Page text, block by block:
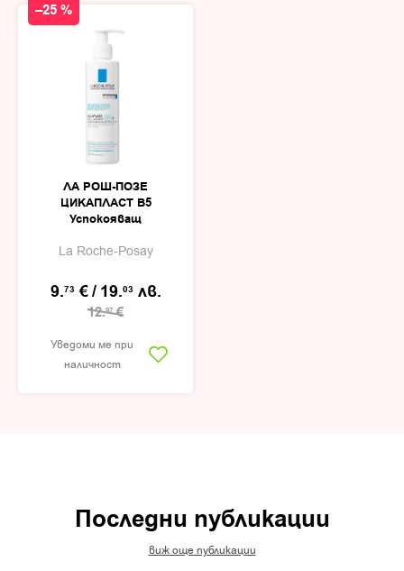
–25 %
ЛА РОШ-ПОЗЕ
ЦИКАПЛАСТ B5
Успокояващ
лице, тяло и скалп
La Roche-Posay
9.73 €/ 19.03 лв.
12.97 €
Уведоми ме при
наличност
Последни публикации
виж още публикации